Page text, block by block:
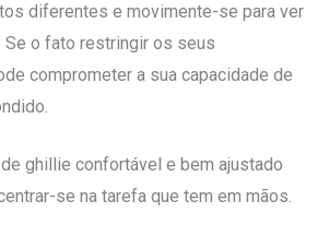
diferentes e movimente-se para ver
Se o fato restringir os seus
comprometer a sua capacidade de
de ghillie confortável e bem ajustado
se na tarefa que tem em mãos.